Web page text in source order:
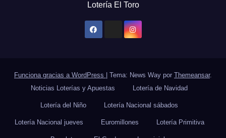
Lotería El Toro
Funciona gracias a WordPress Tema: News Way por Themeansar.
Noticias Loterías y Apuestas
Lotería de Navidad
Lotería del Niño Lotería Nacional sábados
Lotería Nacional jueves Euromillones Lotería Primitiva